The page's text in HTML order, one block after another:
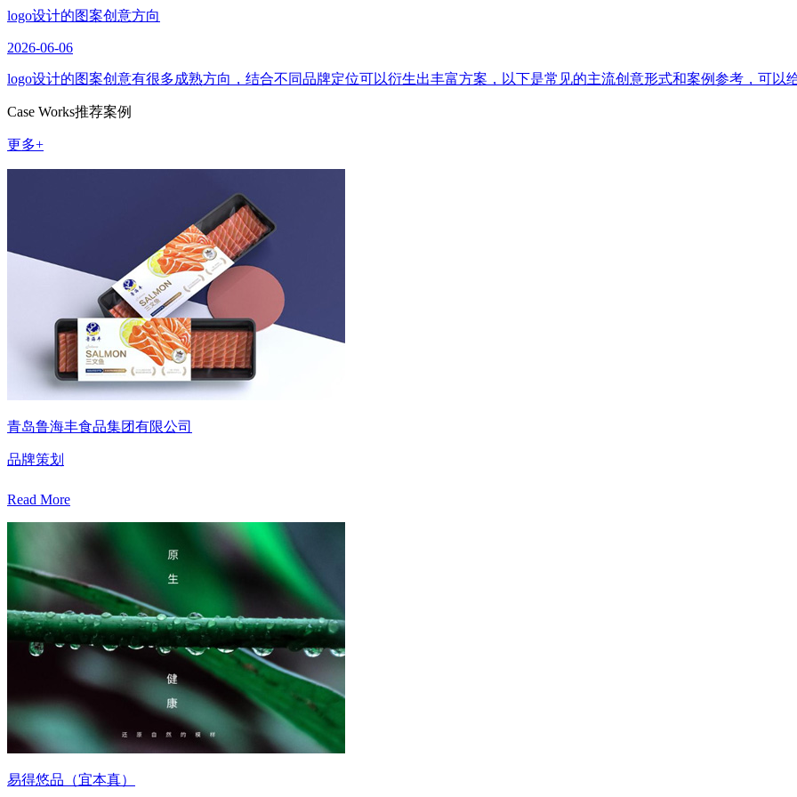
logo设计的图案创意方向
2026-06-06
logo设计的图案创意有很多成熟方向，结合不同品牌定位可以衍生出丰富方案，以下是常见的主流创意形式和案例参考，可以
Case Works推荐案例
更多+
青岛鲁海丰食品集团有限公司
品牌策划
Read More
易得悠品（宜本真）